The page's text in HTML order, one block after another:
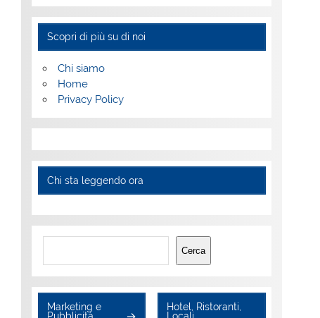
Scopri di più su di noi
Chi siamo
Home
Privacy Policy
Chi sta leggendo ora
Cerca
Cerca
Marketing e
Pubblicità
Hotel, Ristoranti,
Locali,